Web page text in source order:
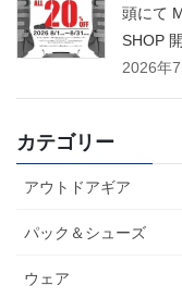
頭にて
SHOP
2026年
カテゴリー
アウトドアギア
パック＆シューズ
ウェア